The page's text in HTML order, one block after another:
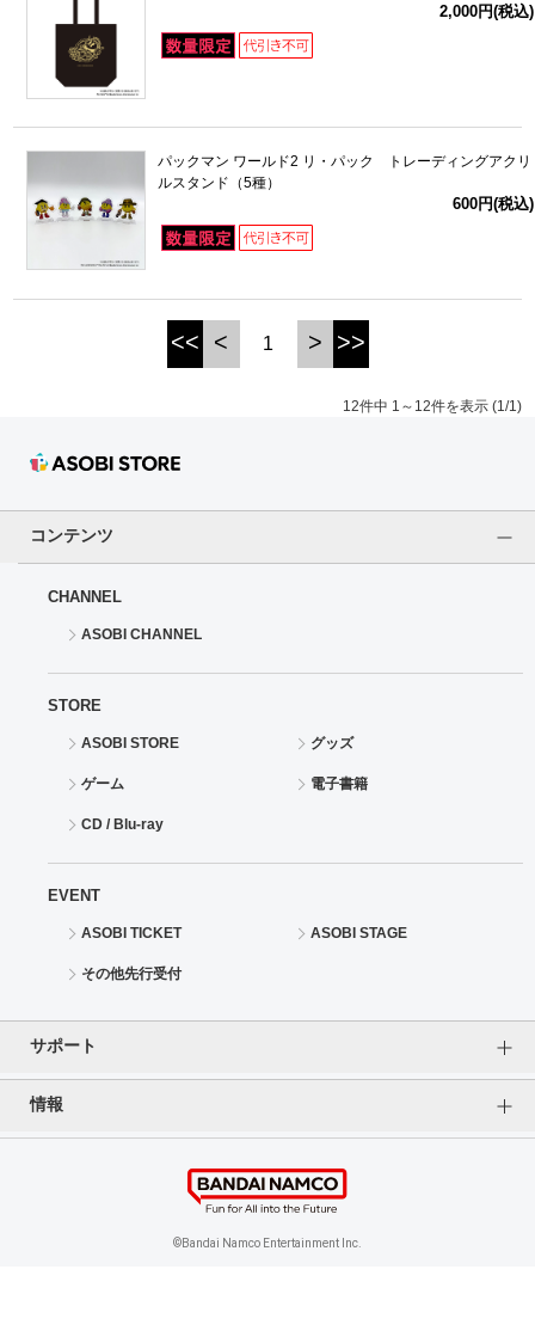
2,000円(税込)
パックマン ワールド2 リ・パック トレーディングアクリ
ルスタンド（5種）
600円(税込)
<< < 1 > >>
12件中 1～12件を表示 (1/1)
コンテンツ
CHANNEL
ASOBI CHANNEL
STORE
ASOBI STORE グッズ
ゲーム 電子書籍
CD / Blu-ray
EVENT
ASOBI TICKET ASOBI STAGE
その他先行受付
サポート
情報
個人情報保護方針
特定商取引法に基づく表記 企業情報
©Bandai Namco Entertainment Inc.